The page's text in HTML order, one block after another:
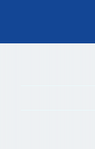
TRANSPARENCIA